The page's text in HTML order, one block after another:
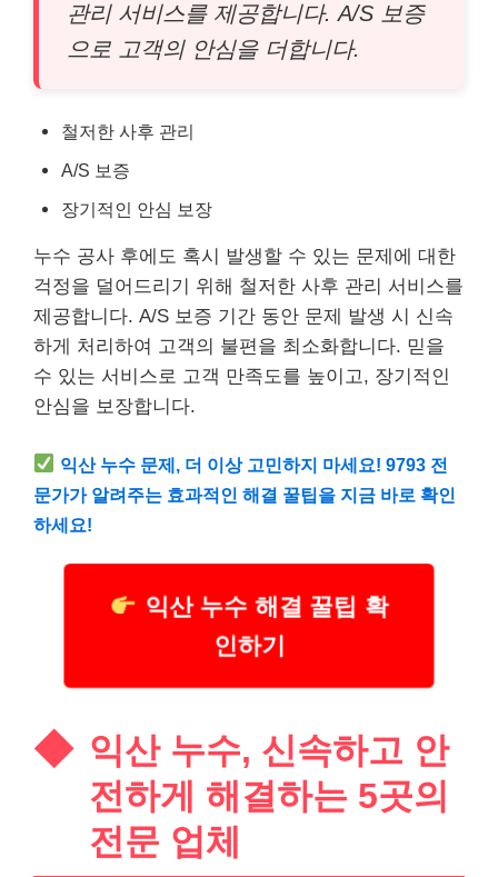
관리 서비스를 제공합니다. A/S 보증
으로 고객의 안심을 더합니다.
철저한 사후 관리
A/S 보증
장기적인 안심 보장
누수 공사 후에도 혹시 발생할 수 있는 문제에 대한
걱정을 덜어드리기 위해 철저한 사후 관리 서비스를
제공합니다. A/S 보증 기간 동안 문제 발생 시 신속
하게 처리하여 고객의 불편을 최소화합니다. 믿을
수 있는 서비스로 고객 만족도를 높이고, 장기적인
안심을 보장합니다.
익산 누수 문제, 더 이상 고민하지 마세요! 9793 전
문가가 알려주는 효과적인 해결 꿀팁을 지금 바로 확인
하세요!
익산 누수 해결 꿀팁 확
인하기
익산 누수, 신속하고 안
전하게 해결하는 5곳의
전문 업체